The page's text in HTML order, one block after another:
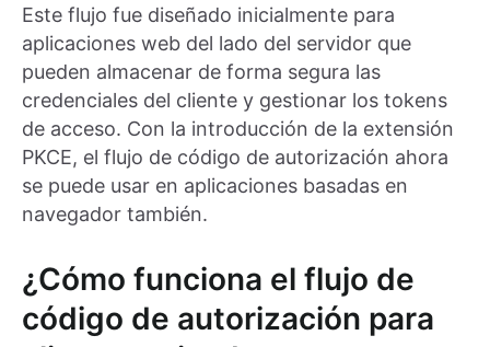
Este flujo fue diseñado inicialmente para
aplicaciones web del lado del servidor que
pueden almacenar de forma segura las
credenciales del cliente y gestionar los tokens
de acceso. Con la introducción de la extensión
PKCE, el flujo de código de autorización ahora
se puede usar en aplicaciones basadas en
navegador también.
¿Cómo funciona el flujo de
código de autorización para